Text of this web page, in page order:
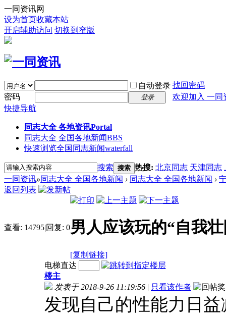
一同资讯网
设为首页收藏本站
开启辅助访问 切换到窄版
自动登录 找回密码
密码
登录
欢迎加入 一同
快捷导航
同志大全 各地资讯Portal
同志大全 全国各地新闻BBS
快速浏览全国同志新闻waterfall
搜索 搜索 热搜: 北京同志 天津同志
一同资讯»同志大全 全国各地新闻 › 同志大全 全国各地新闻 ›
返回列表
查看: 14795|回复: 0男人应该玩的“自我
[复制链接]
电梯直达
楼主
发表于 2018-9-26 11:19:56 | 只看该作者
发现自己的性能力日